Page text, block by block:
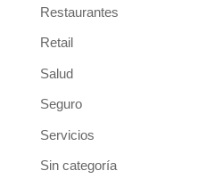
Restaurantes
Retail
Salud
Seguro
Servicios
Sin categoría